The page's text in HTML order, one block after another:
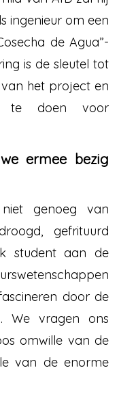
ingenieur om een
de Agua”-
is de sleutel tot
het project en
te doen voor
ermee bezig
genoeg van
gefrituurd
student aan de
door de
We vragen ons
omwille van de
van de enorme